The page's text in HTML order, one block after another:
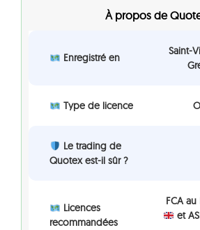
À propos de
Enregistré en
Saint-
Type de licence
Le trading de
Quotex est-il sûr ?
Licences
recommandées
FCA
et